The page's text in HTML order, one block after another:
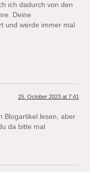
ich dadurch von den
Deine
und werde immer mal
25. October 2023 at 7:41
Blogartikel lesen, aber
da bitte mal